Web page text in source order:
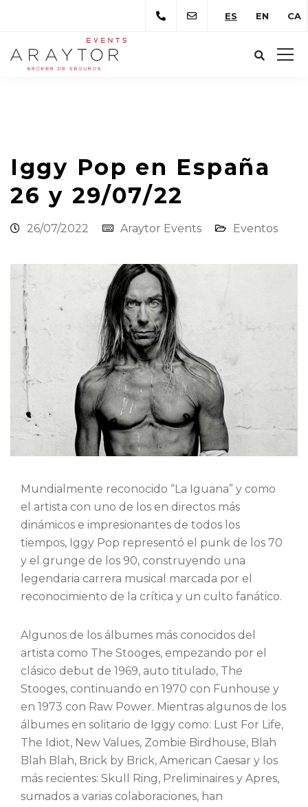
CA
EN
ES
Iggy Pop en España
26 y 29/07/22
26/07/2022 Araytor Events Eventos
Mundialmente reconocido “La Iguana” y como
el artista con uno de los en directos más
dinámicos e impresionantes de todos los
tiempos, Iggy Pop representó el punk de los 70
y el grunge de los 90, construyendo una
legendaria carrera musical marcada por el
reconocimiento de la crítica y un culto fanático.
Algunos de los álbumes más conocidos del
artista como The Stooges, empezando por el
clásico debut de 1969, auto titulado, The
Stooges, continuando en 1970 con Funhouse y
en 1973 con Raw Power. Mientras algunos de los
álbumes en solitario de Iggy como: Lust For Life,
The Idiot, New Values, Zombie Birdhouse, Blah
Blah Blah, Brick by Brick, American Caesar y los
más recientes: Skull Ring, Preliminaires y Apres,
sumados a varias colaboraciones, han